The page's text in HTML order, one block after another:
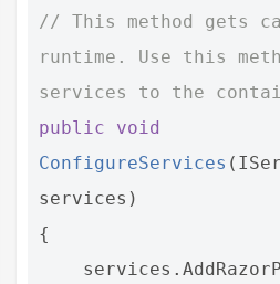
// This method gets
runtime. Use this
services to the
public
void
ConfigureServices (
services )
{
services .